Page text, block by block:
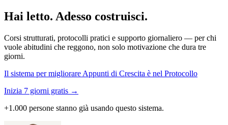
Hai letto. Adesso costruisci.
Corsi strutturati, protocolli pratici e supporto giornaliero — per chi
vuole abitudini che reggono, non solo motivazione che dura tre
giorni.
Il sistema per migliorare Appunti di Crescita è nel Protocollo
Inizia 7 giorni gratis →
+1.000 persone stanno già usando questo sistema.